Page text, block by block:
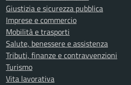
Giustizia e sicurezza pubblica
Imprese e commercio
Mobilità e trasporti
Salute, benessere e assistenza
Tributi, finanze e contravvenzioni
Turismo
Vita lavorativa